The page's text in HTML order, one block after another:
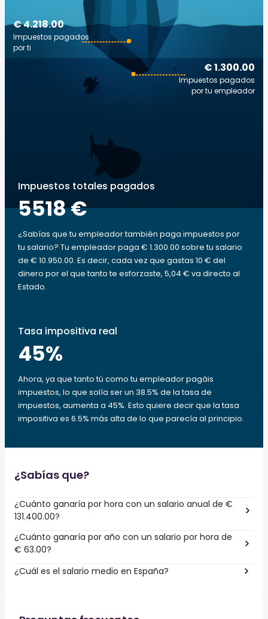
€ 1.300.00
Impuestos pagados
por tu empleador
€ 4.218.00
Impuestos pagados
por ti
Impuestos totales pagados
5518 €
¿Sabías que tu empleador también paga impuestos por
tu salario? Tu empleador paga € 1.300.00 sobre tu salario
de € 10.950.00. Es decir, cada vez que gastas 10 € del
dinero por el que tanto te esforzaste, 5,04 € va directo al
Estado.
Tasa impositiva real
45%
Ahora, ya que tanto tú como tu empleador pagáis
impuestos, lo que solía ser un 38.5% de la tasa de
impuestos, aumenta a 45%. Esto quiere decir que la tasa
impositiva es 6.5% más alta de lo que parecía al principio.
¿Sabías que?
¿Cuánto ganaría por hora con un salario anual de €
131.400.00?
¿Cuánto ganaría por año con un salario por hora de
€ 63.00?
¿Cuál es el salario medio en España?